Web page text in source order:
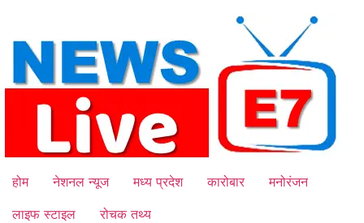
content
होम नेशनल न्यूज मध्य प्रदेश कारोबार
मनोरंजन
लाइफ स्टाइल
रोचक तथ्य